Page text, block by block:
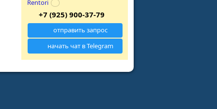
Rentori
+7 (925) 900-37-79
отправить запрос
начать чат в Telegram